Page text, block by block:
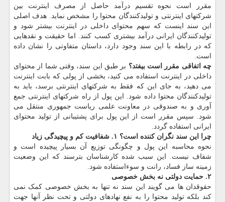
مقرر است نحوه تقسیم درآمد حاصل از مصرف اینترنت بین
شرکتهای اینترنتی و تولیدکنندگان محتوا را مشخص نماید. هدف اصلی
این سند اینست که سهم محتوای داخلی در اینترنت بیشتر شود و
تولیدکنندگان ایرانی درآمد بیشتری کسب کنند. اما حقیقت و نقدهایی
که در رابطه با این سند وجود دارد، داستان متفاوتی را نشان داده
است.
چه اتفاقی مقرر است بیفتد؟ بر طبق این سند، وقتی شما از محتوای
داخلی در اینترنت استفاده می کنید، بخشی از پولی که بابت اینترنت
می دهید، به جای این که فقط به شرکتهای اینترنتی برسد، باید به
تولیدکنندگان محتوا داده شود. این پول از راه شرکتهای اینترنتی جمع
آوری و به صندوقی در معاونت علمی ریاست جمهوری منتقل می
شود. سپس مقرر است از این پول برای پشتیبانی از تولید محتوای
ایرانی استفاده گردد.
چرا این سند نگران کننده است؟ ۱. شفافیت کم و پیچیدگی زیاد
نحوه محاسبه این پول و چگونگی توزیع آن بسیار پیچیده است و
شفاف نیست. این سبب شده کارشناسان بترسند که این وضعیت
زمینه ساز فساد، رانت و سوءاستفاده شود.
۲. حمایت دولتی نه بخش خصوصی
حقوقدان ها می گویند این سند نه تنها به بخش خصوصی کمک نمی
کند بلکه تولید محتوا را به نفع نهادهای دولتی و تحت نظر آنها جهت